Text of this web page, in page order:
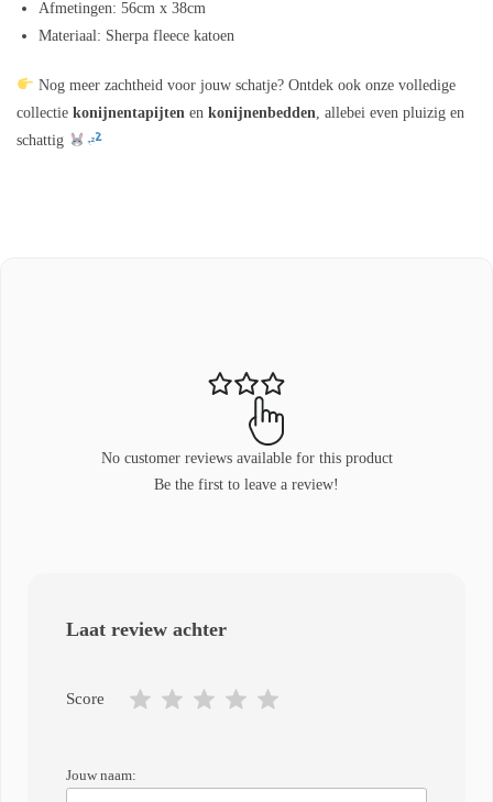
Afmetingen: 56cm x 38cm
Materiaal: Sherpa fleece katoen
Nog meer zachtheid voor jouw schatje? Ontdek ook onze volledige
collectie konijnentapijten en konijnenbedden , allebei even pluizig en
schattig
No customer reviews available for this product
Be the first to leave a review!
Laat review achter
Score
Jouw naam: